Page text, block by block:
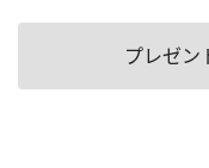
プレゼン